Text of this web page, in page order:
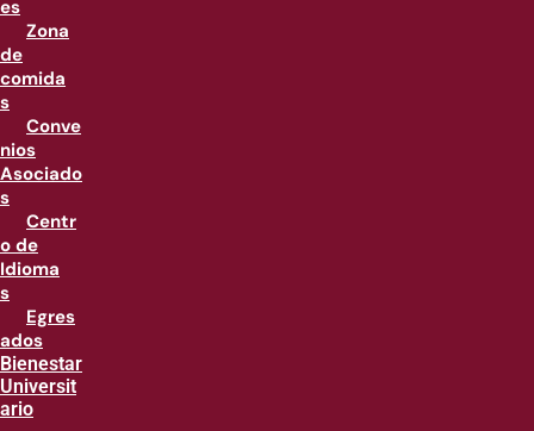
es
Zona
de
comida
s
Conve
nios
Asociado
s
Centr
o de
Idioma
s
Egres
ados
Bienestar
Universit
ario